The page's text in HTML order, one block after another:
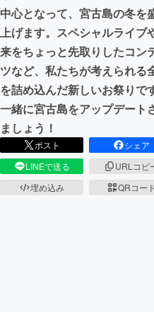
まちづくり・地域
CAMPFIRE for Social
CAMPFIREふるさと納
中心となって、宮古島の冬を
上げます。スペシャルライブ
来をちょっと先取りしたコン
ツなど、私たちが考えられる
を詰め込んだ新しいお祭りで
一緒に宮古島をアップデート
ましょう！
ポスト
シェア
LINEで送る
URLコピ
埋め込み
QRコー